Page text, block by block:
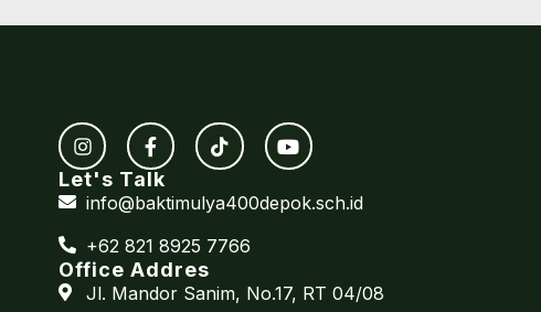
Let's Talk
info@baktimulya400depok.sch.id
+62 821 8925 7766
Office Addres
Jl. Mandor Sanim, No.17, RT 04/08